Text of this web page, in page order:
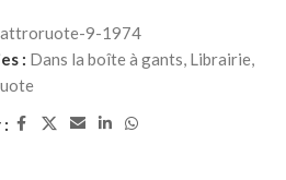
9-1974
: Dans la boîte à gants, Librairie,